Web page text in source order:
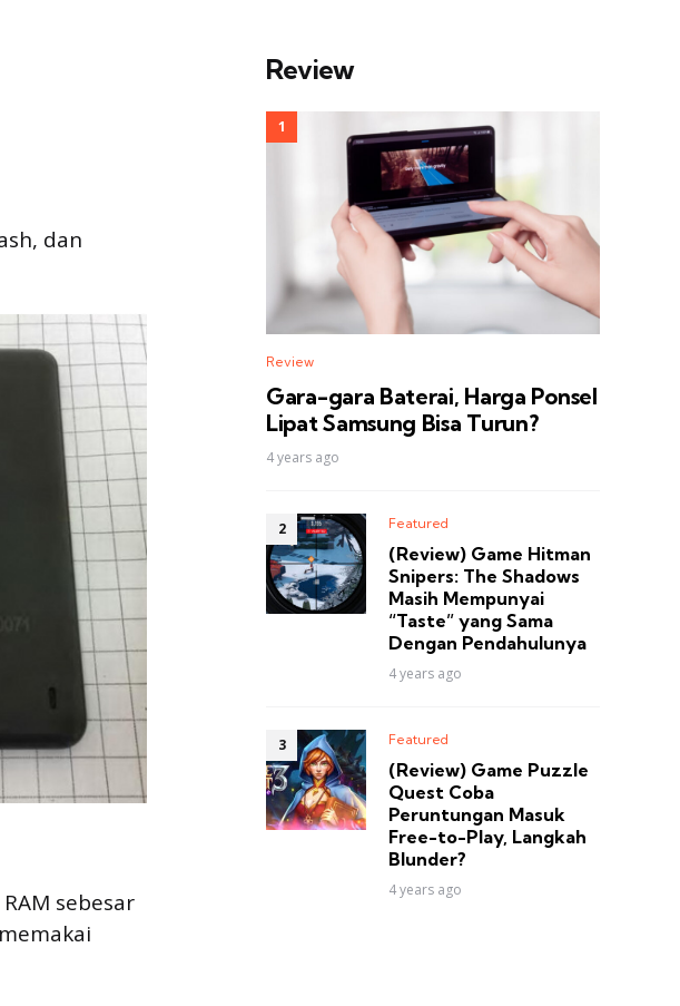
dan
sebesar
Review
Review
Gara-gara Baterai, Harga Ponsel
Lipat Samsung Bisa Turun?
4 years ago
Featured
(Review) Game Hitman
Snipers: The Shadows
Masih Mempunyai
“Taste” yang Sama
Dengan Pendahulunya
4 years ago
Featured
(Review) Game Puzzle
Quest Coba
Peruntungan Masuk
Free-to-Play, Langkah
Blunder?
4 years ago